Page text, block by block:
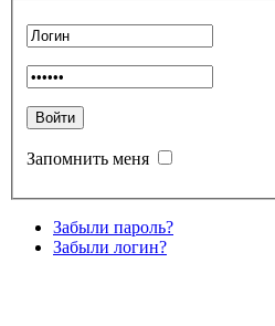
Запомнить меня
Забыли пароль?
Забыли логин?